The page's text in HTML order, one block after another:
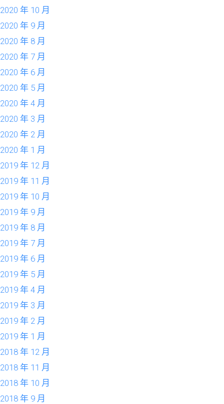
2020 年 10 月
2020 年 9 月
2020 年 8 月
2020 年 7 月
2020 年 6 月
2020 年 5 月
2020 年 4 月
2020 年 3 月
2020 年 2 月
2020 年 1 月
2019 年 12 月
2019 年 11 月
2019 年 10 月
2019 年 9 月
2019 年 8 月
2019 年 7 月
2019 年 6 月
2019 年 5 月
2019 年 4 月
2019 年 3 月
2019 年 2 月
2019 年 1 月
2018 年 12 月
2018 年 11 月
2018 年 10 月
2018 年 9 月